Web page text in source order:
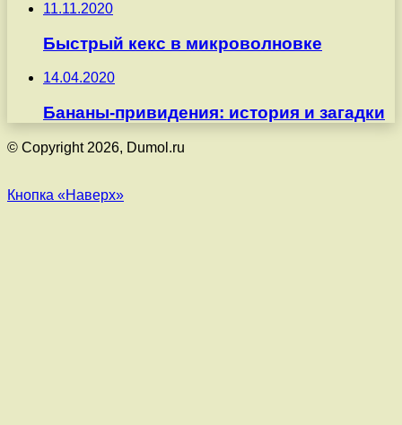
11.11.2020
Быстрый кекс в микроволновке
14.04.2020
Бананы-привидения: история и загадки
© Copyright 2026, Dumol.ru
Кнопка «Наверх»